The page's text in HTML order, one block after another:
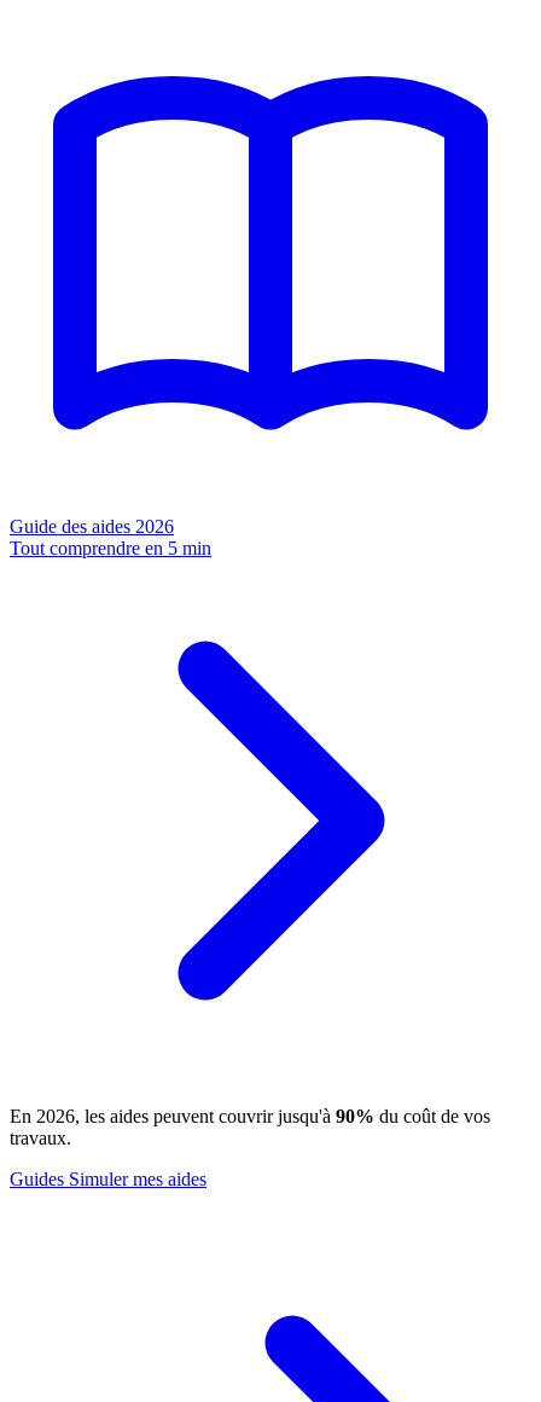
Guide des aides 2026
Tout comprendre en 5 min
En 2026, les aides peuvent couvrir jusqu'à 90% du coût de vos
travaux.
Guides Simuler mes aides